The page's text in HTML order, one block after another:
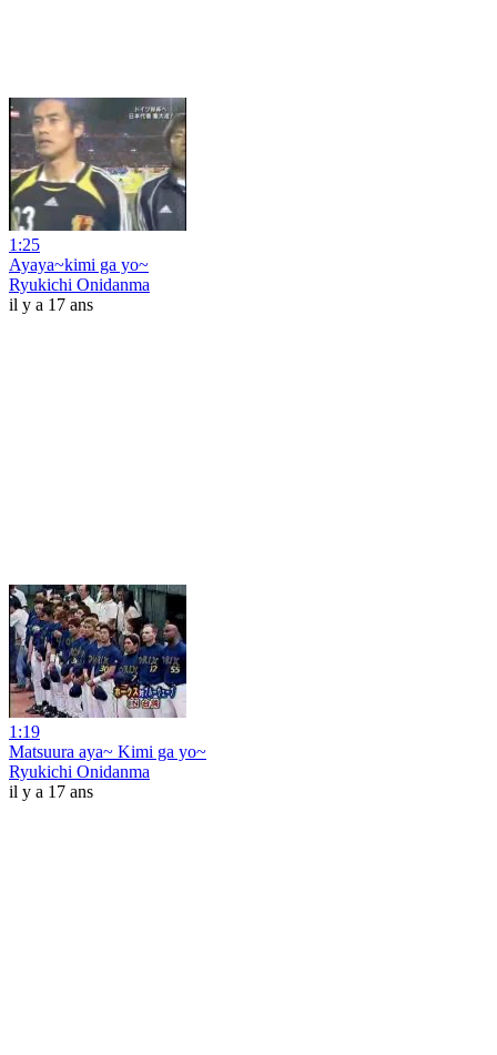
1:25
Ayaya~kimi ga yo~
Ryukichi Onidanma
il y a 17 ans
1:19
Matsuura aya~ Kimi ga yo~
Ryukichi Onidanma
il y a 17 ans